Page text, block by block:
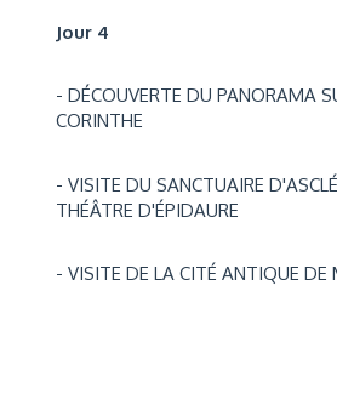
Jour 4
- DÉCOUVERTE DU PANORAMA
CORINTHE
- VISITE DU SANCTUAIRE
THÉÂTRE D'ÉPIDAURE
- VISITE DE LA CITÉ ANTIQUE DE